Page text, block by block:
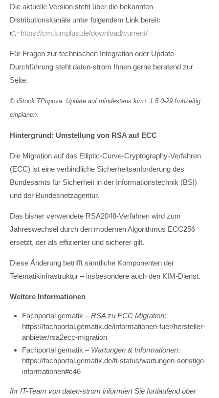
Die aktuelle Version steht über die bekannten
Distributionskanäle unter folgendem Link bereit:
👉 https://cm.kimplus.de/download/current/
Für Fragen zur technischen Integration oder Update-
Durchführung steht daten-strom Ihnen gerne beratend zur
Seite.
© iStock TPopova: Update auf mindestens kim+ 1.5.0-29 frühzeitig
einplanen.
Hintergrund: Umstellung von RSA auf ECC
Die Migration auf das Elliptic-Curve-Cryptography-Verfahren
(ECC) ist eine verbindliche Sicherheitsanforderung des
Bundesamts für Sicherheit in der Informationstechnik (BSI)
und der Bundesnetzagentur.
Das bisher verwendete RSA2048-Verfahren wird zum
Jahreswechsel durch den modernen Algorithmus ECC256
ersetzt, der als effizienter und sicherer gilt.
Diese Änderung betrifft sämtliche Komponenten der
Telematikinfrastruktur – insbesondere auch den KIM-Dienst.
Weitere Informationen
Fachportal gematik –RSA zu ECC Migration:
https://fachportal.gematik.de/informationen-fuer/hersteller-
anbieter/rsa2ecc-migration
Fachportal gematik – Wartungen & Informationen:
https://fachportal.gematik.de/ti-status/wartungen-sonstige-
informationen#c46
Ihr IT-Team von daten-strom informiert Sie fortlaufend über